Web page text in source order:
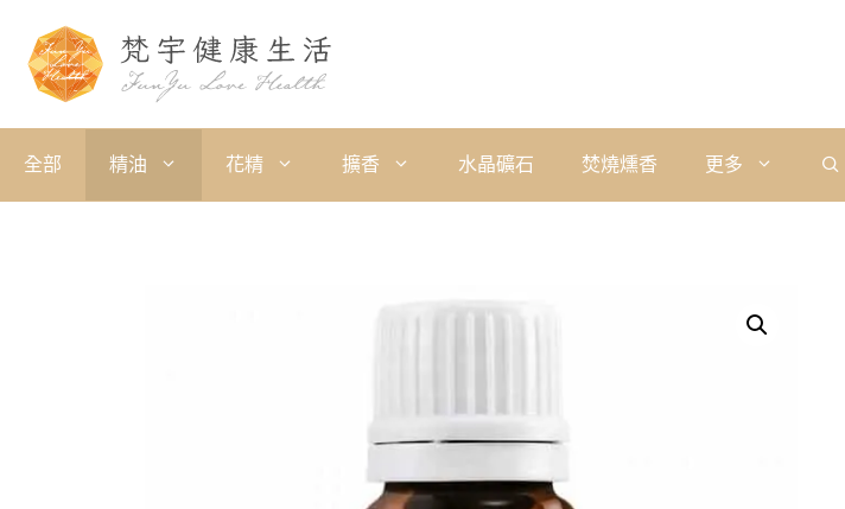
全部 精油 花精 擴香 水晶礦石 焚燒燻香 更多